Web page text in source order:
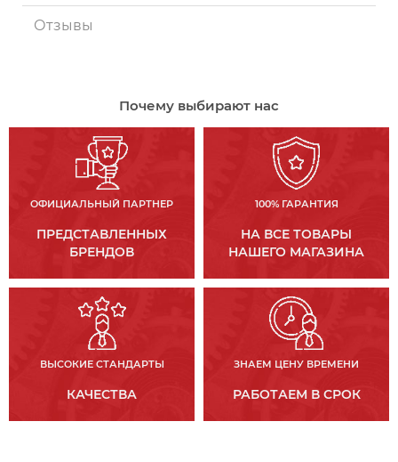
Отзывы
Почему выбирают нас
ОФИЦИАЛЬНЫЙ ПАРТНЕР
ПРЕДСТАВЛЕННЫХ
БРЕНДОВ
100% ГАРАНТИЯ
НА ВСЕ ТОВАРЫ
НАШЕГО МАГАЗИНА
ВЫСОКИЕ СТАНДАРТЫ
КАЧЕСТВА
ЗНАЕМ ЦЕНУ ВРЕМЕНИ
РАБОТАЕМ В СРОК